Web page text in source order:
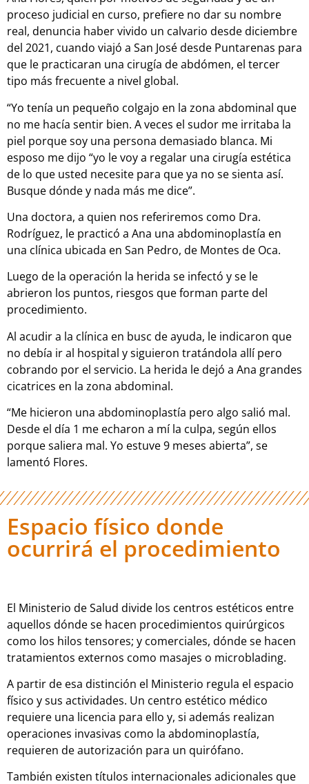
proceso judicial en curso, prefiere no dar su nombre
real, denuncia haber vivido un calvario desde diciembre
del 2021, cuando viajó a San José desde Puntarenas para
que le practicaran una cirugía de abdómen, el tercer
tipo más frecuente a nivel global.
“Yo tenía un pequeño colgajo en la zona abdominal que
no me hacía sentir bien. A veces el sudor me irritaba la
piel porque soy una persona demasiado blanca. Mi
esposo me dijo “yo le voy a regalar una cirugía estética
de lo que usted necesite para que ya no se sienta así.
Busque dónde y nada más me dice”.
Una doctora, a quien nos referiremos como Dra.
Rodríguez, le practicó a Ana una abdominoplastía en
una clínica ubicada en San Pedro, de Montes de Oca.
Luego de la operación la herida se infectó y se le
abrieron los puntos, riesgos que forman parte del
procedimiento.
Al acudir a la clínica en busc de ayuda, le indicaron que
no debía ir al hospital y siguieron tratándola allí pero
cobrando por el servicio. La herida le dejó a Ana grandes
cicatrices en la zona abdominal.
“Me hicieron una abdominoplastía pero algo salió mal.
Desde el día 1 me echaron a mí la culpa, según ellos
porque saliera mal. Yo estuve 9 meses abierta”, se
lamentó Flores.
Espacio físico donde
ocurrirá el procedimiento
El Ministerio de Salud divide los centros estéticos entre
aquellos dónde se hacen procedimientos quirúrgicos
como los hilos tensores; y comerciales, dónde se hacen
tratamientos externos como masajes o microblading.
A partir de esa distinción el Ministerio regula el espacio
físico y sus actividades. Un centro estético médico
requiere una licencia para ello y, si además realizan
operaciones invasivas como la abdominoplastía,
requieren de autorización para un quirófano.
También existen títulos internacionales adicionales que